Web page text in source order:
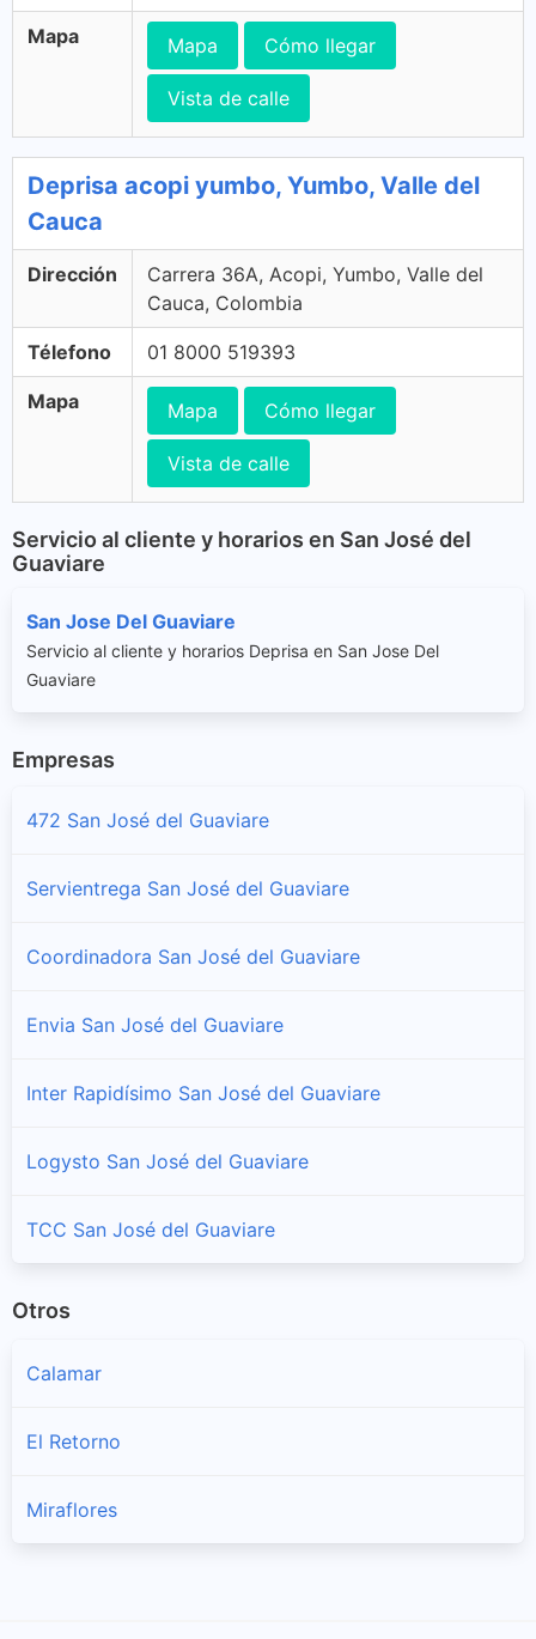
Mapa Mapa Cómo llegar
Vista de calle
Deprisa acopi yumbo, Yumbo, Valle del
Cauca
Dirección
Carrera 36A, Acopi, Yumbo, Valle del
Cauca, Colombia
Télefono 01 8000 519393
Mapa Mapa Cómo llegar
Vista de calle
Servicio al cliente y horarios en San José del
Guaviare
San Jose Del Guaviare
Servicio al cliente y horarios Deprisa en San Jose Del
Guaviare
Empresas
472 San José del Guaviare
Servientrega San José del Guaviare
Coordinadora San José del Guaviare
Envia San José del Guaviare
Inter Rapidísimo San José del Guaviare
Logysto San José del Guaviare
TCC San José del Guaviare
Otros
Calamar
El Retorno
Miraflores